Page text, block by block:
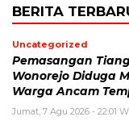
BERITA
Uncategorized
Pemasangan
Wonorejo Diduga
Warga Ancam
Jumat, 7 Agu 2026 - 22:01